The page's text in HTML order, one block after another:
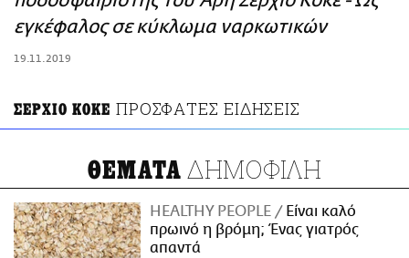
ΑΜΠΑ
εγκέφαλος σε κύκλωμα ναρκωτικών
19.11.2019
ΣΕΡΧΙΟ ΚΟΚΕ ΠΡΟΣΦΑΤΕΣ ΕΙΔΗΣΕΙΣ
ΘΕΜΑΤΑ ΔΗΜΟΦΙΛΗ
HEALTHY PEOPLE
Είναι καλό
πρωινό η βρόμη; Ένας γιατρός
απαντά